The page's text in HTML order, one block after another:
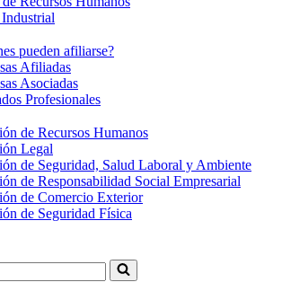
pueden afiliarse?
Afiliadas
Asociadas
Profesionales
de Recursos Humanos
Legal
de Seguridad, Salud Laboral y Ambiente
de Responsabilidad Social Empresarial
de Comercio Exterior
de Seguridad Física